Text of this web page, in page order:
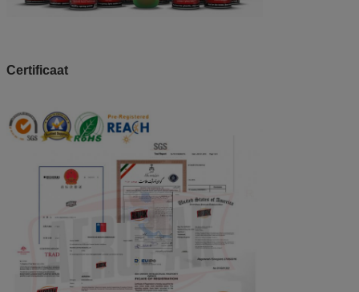
Certificaat